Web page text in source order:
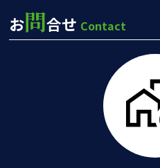
お問合せ Contact